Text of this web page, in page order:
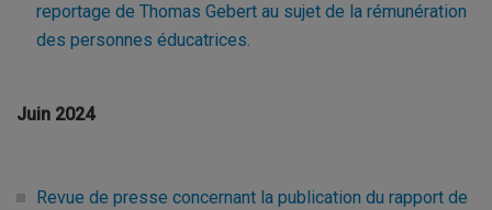
reportage de Thomas Gebert au sujet de la rémunération
des personnes éducatrices.
Juin 2024
Revue de presse concernant la publication du rapport de